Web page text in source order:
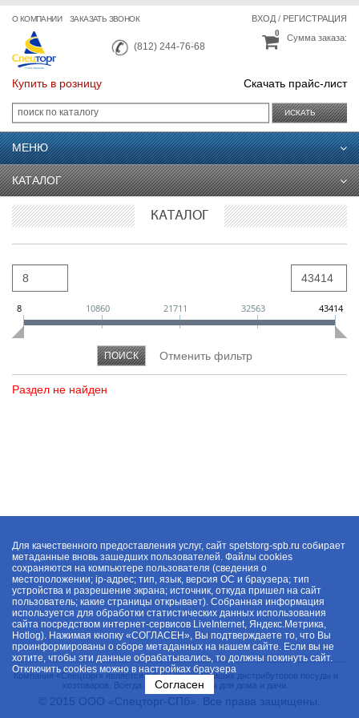
О КОМПАНИИ ЗАКАЗАТЬ ЗВОНОК
(812) 244-76-68
ВХОД/ РЕГИСТРАЦИЯ
Сумма заказа:
0
Купить в розницу Скачать прайс-лист
ИСКАТЬ
МЕНЮ
КАТАЛОГ
КАТАЛОГ
8 10860 21711 32563 43414
Раздел не найден
Компания «Спецторг» является одним из крупнейших дистрибуторов посуды и
хозтоваров. Всегда в наличии товары для дома и дачи.
© 2015 ООО «Спецторг-СПб». Все права защищены.
Для качественного предоставления услуг, сайт spetstorg-spb.ru собирает
метаданные вновь зашедших пользователей. Файлы cookies
сохраняются на компьютере пользователя (сведения о
местоположении; ip-адрес; тип, язык, версия ОС и браузера; тип
устройства и разрешение экрана; источник, откуда пришел на сайт
пользователь; какие страницы открывает). Собранная информация
используется для обработки статистических данных использования
сайта посредством интернет-сервисов LiveInternet, Яндекс.Метрика,
Hotlog). Нажимая кнопку «СОГЛАСЕН», Вы подтверждаете то, что Вы
проинформированы о сборе метаданных на нашем сайте. Если вы не
хотите, чтобы эти данные обрабатывались, то должны покинуть сайт.
Отключить cookies можно в настройках браузера
Согласен